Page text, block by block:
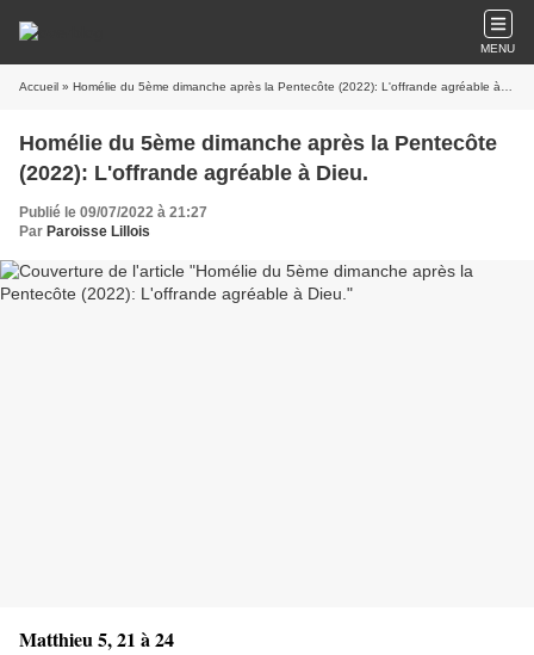
MENU
Accueil » Homélie du 5ème dimanche après la Pentecôte (2022): L'offrande agréable à Dieu.
Homélie du 5ème dimanche après la Pentecôte
(2022): L'offrande agréable à Dieu.
Publié le 09/07/2022 à 21:27
Par Paroisse Lillois
Matthieu 5, 21 à 24